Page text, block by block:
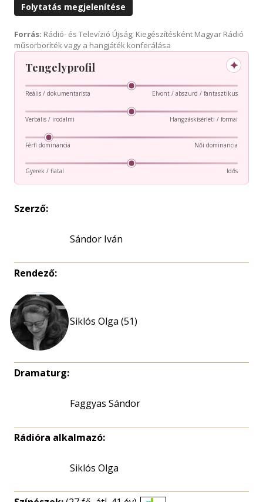
Folytatás megjelenítése
Forrás: Rádió- és Televízió Újság; Kiegészítésként Magyar Rádió
műsorboríték vagy a hangjáték konferálása
Tengelyprofil ✦
Reális / dokumentarista Elvont / abszurd / fantasztikus
Verbális / irodalmi Hangzáskísérleti / formai
Férfi dominancia Női dominancia
Gyerek / fiatal Idős
Szerző:
Sándor Iván
Rendező:
Siklós Olga (51)
Dramaturg:
Faggyas Sándor
Rádióra alkalmazó:
Siklós Olga